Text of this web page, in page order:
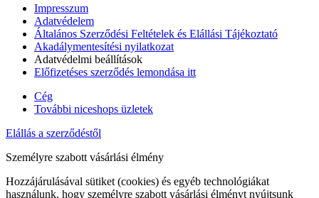
Impresszum
Adatvédelem
Általános Szerződési Feltételek és Elállási Tájékoztató
Akadálymentesítési nyilatkozat
Adatvédelmi beállítások
Előfizetéses szerződés lemondása itt
Cég
További niceshops üzletek
Elállás a szerződéstől
Személyre szabott vásárlási élmény
Hozzájárulásával sütiket (cookies) és egyéb technológiákat
használunk, hogy személyre szabott vásárlási élményt nyújtsunk